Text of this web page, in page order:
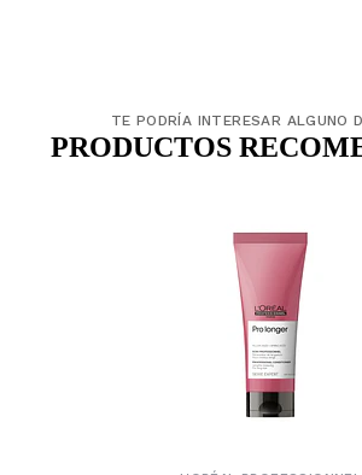
TE PODRÍA INTERESAR ALGUNO
PRODUCTOS